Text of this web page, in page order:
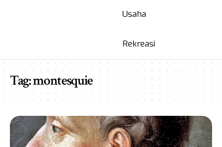
Usaha
Rekreasi
Tag:montesquie